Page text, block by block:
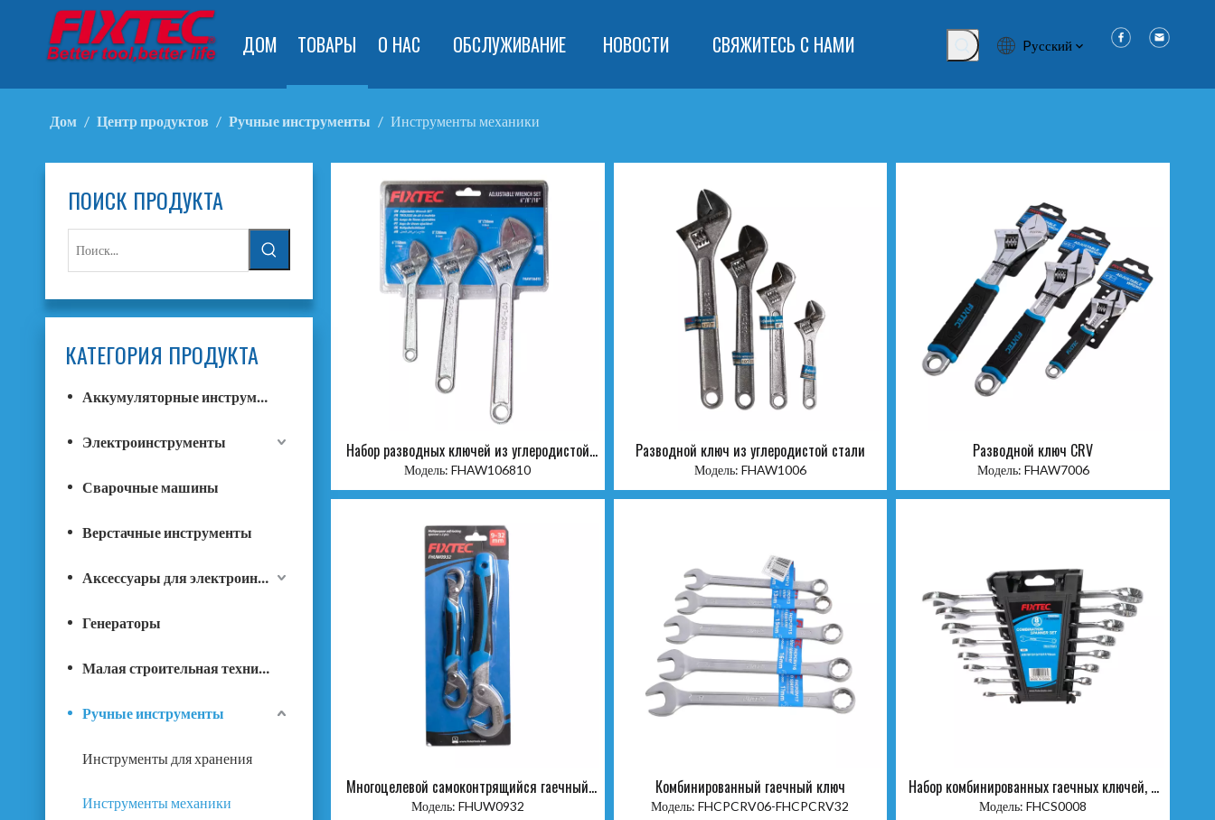
ДОМ ТОВАРЫ О НАС ОБСЛУЖИВАНИЕ НОВОСТИ СВЯЖИТЕСЬ С НАМИ Pусский
Дом / Центр продуктов / Ручные инструменты / Инструменты механики
ПОИСК ПРОДУКТА
КАТЕГОРИЯ ПРОДУКТА
Аккумуляторные инструменты F20+
Электроинструменты
Сварочные машины
Верстачные инструменты
Аксессуары для электроинструментов
Генераторы
Малая строительная техника
Ручные инструменты
Инструменты для хранения
Инструменты механики
Набор разводных ключей из углеродистой
стали, 3 шт.
Модель: FHAW106810
Разводной ключ из углеродистой стали
Модель: FHAW1006
Разводной ключ CRV
Модель: FHAW7006
Многоцелевой самоконтрящийся гаечный
ключ × 2 шт.
Модель: FHUW0932
Комбинированный гаечный ключ
Модель: FHCPCRV06-FHCPCRV32
Набор комбинированных гаечных ключей, 8
шт.
Модель: FHCS0008